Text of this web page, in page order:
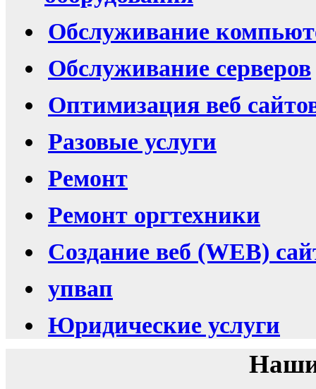
Обслуживание
Обслуживание серверов
Оптимизация веб
Разовые услуги
Ремонт
Ремонт оргтехники
Создание веб (WEB)
упвап
Юридические услуги